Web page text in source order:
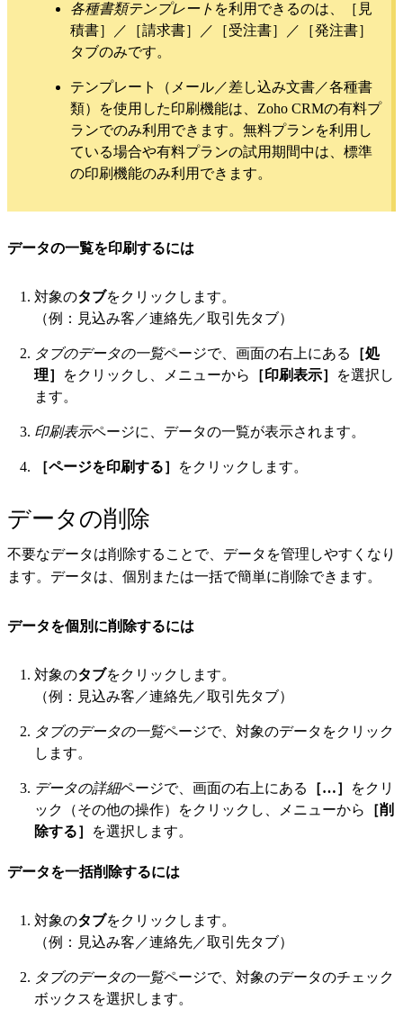
各種書類テンプレート を利用できるのは、［見
積書］／［請求書］／［受注書］／［発注書］
タブのみです。
テンプレート（メール／差し込み文書／各種書
類）を使用した印刷機能は、Zoho CRMの有料プ
ランでのみ利用できます。無料プランを利用し
ている場合や有料プランの試用期間中は、標準
の印刷機能のみ利用できます。
データの一覧を印刷するには
対象のタブをクリックします。
（例：見込み客／連絡先／取引先タブ）
タブのデータの一覧ページで、画面の右上にある
［処
理］
をクリックし、メニューから ［印刷表示］
を選択し
ます。
印刷表示ページに、データの一覧が表示されます。
［ページを印刷する］ をクリックします。
データの削除
不要なデータは削除することで、データを管理しやすくなり
ます。データは、個別または一括で簡単に削除できます。
データを個別に削除するには
対象のタブをクリックします。
（例：見込み客／連絡先／取引先タブ）
タブのデータの一覧ページで、対象のデータをクリック
します。
データの詳細ページで、画面の右上にある ［…］
をクリ
ック（その他の操作）をクリックし、メニューから
［削
除する］
を選択します。
データを一括削除するには
対象のタブをクリックします。
（例：見込み客／連絡先／取引先タブ）
タブのデータの一覧ページで、対象のデータのチェック
ボックスを選択します。